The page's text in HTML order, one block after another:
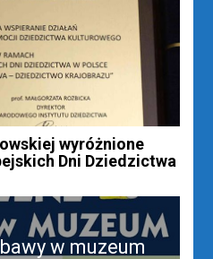
wyróżnione
Dni Dziedzictwa
w muzeum